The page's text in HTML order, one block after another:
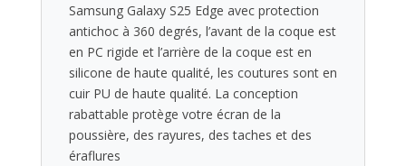
Samsung Galaxy S25 Edge avec protection
antichoc à 360 degrés, l’avant de la coque est
en PC rigide et l’arrière de la coque est en
silicone de haute qualité, les coutures sont en
cuir PU de haute qualité. La conception
rabattable protège votre écran de la
poussière, des rayures, des taches et des
éraflures